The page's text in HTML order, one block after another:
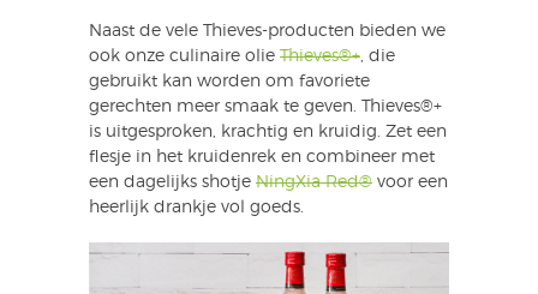
Naast de vele Thieves-producten bieden we
ook onze culinaire olie Thieves®+, die
gebruikt kan worden om favoriete
gerechten meer smaak te geven. Thieves®+
is uitgesproken, krachtig en kruidig. Zet een
flesje in het kruidenrek en combineer met
een dagelijks shotje NingXia Red® voor een
heerlijk drankje vol goeds.